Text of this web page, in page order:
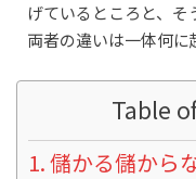
げているところと、そ
両者の違いは一体何に
Table
儲かる儲から